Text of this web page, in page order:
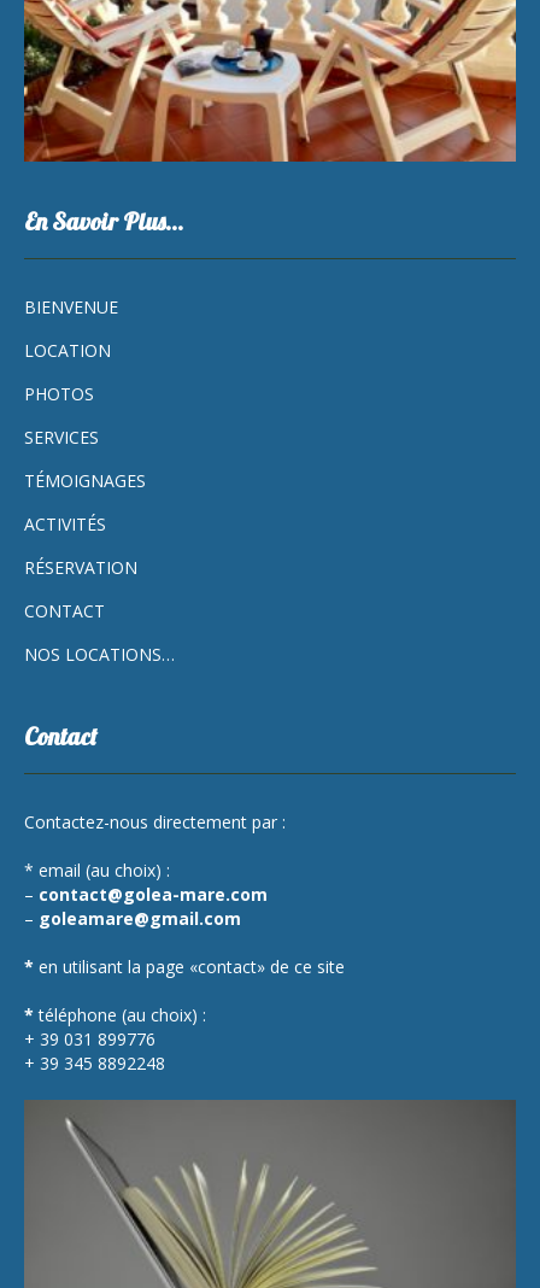
En Savoir Plus…
BIENVENUE
LOCATION
PHOTOS
SERVICES
TÉMOIGNAGES
ACTIVITÉS
RÉSERVATION
CONTACT
NOS LOCATIONS…
Contact
Contactez-nous directement par :
* email (au choix) :
– contact@golea-mare.com
– goleamare@gmail.com
* en utilisant la page «contact» de ce site
* téléphone (au choix) :
+ 39 031 899776
+ 39 345 8892248